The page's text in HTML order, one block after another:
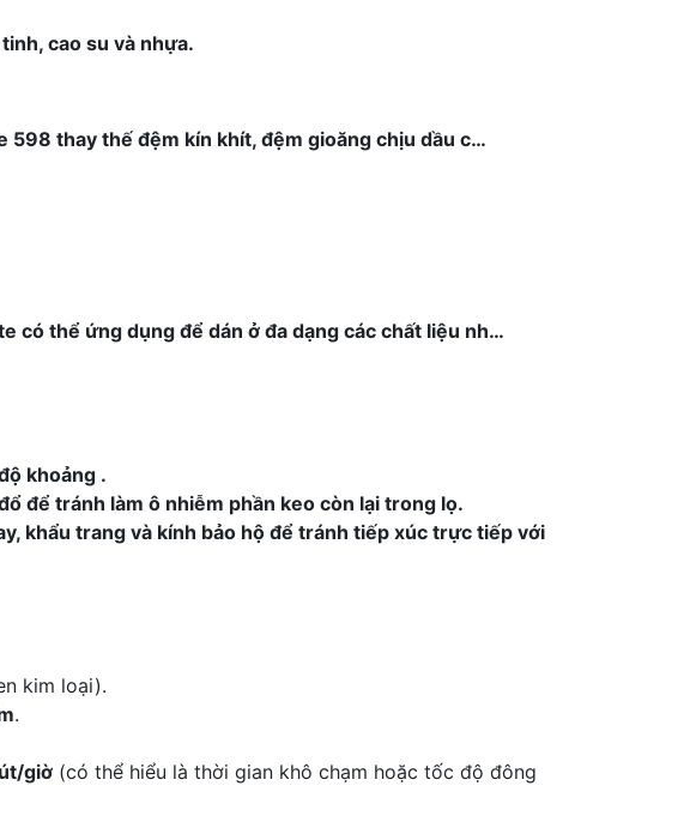
cao su và nhựa.
598 thay thế đệm kín khít, đệm gioăng chịu dầu c…
có thể ứng dụng để dán ở đa dạng các chất liệu nh…
khoảng .
để tránh làm ô nhiễm phần keo còn lại trong lọ.
khẩu trang và kính bảo hộ để tránh tiếp xúc trực tiếp với
kim loại).
.
giờ (có thể hiểu là thời gian khô chạm hoặc tốc độ đông